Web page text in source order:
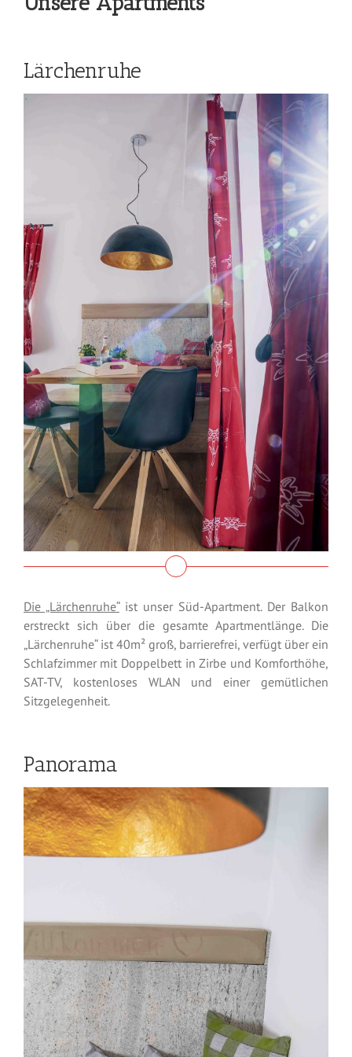
Lärchenruhe
Die „Lärchenruhe“ist unser Süd-Apartment. Der Balkon
erstreckt sich über die gesamte Apartmentlänge. Die
„Lärchenruhe“ ist 40m² groß, barrierefrei, verfügt über ein
Schlafzimmer mit Doppelbett in Zirbe und Komforthöhe,
SAT-TV, kostenloses WLAN und einer gemütlichen
Sitzgelegenheit.
Panorama